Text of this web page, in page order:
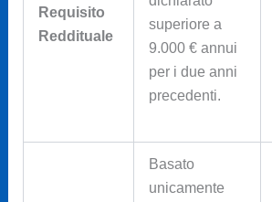
Requisito
Reddituale
superiore a
9.000 € annui
per i due anni
precedenti.
Basato
unicamente